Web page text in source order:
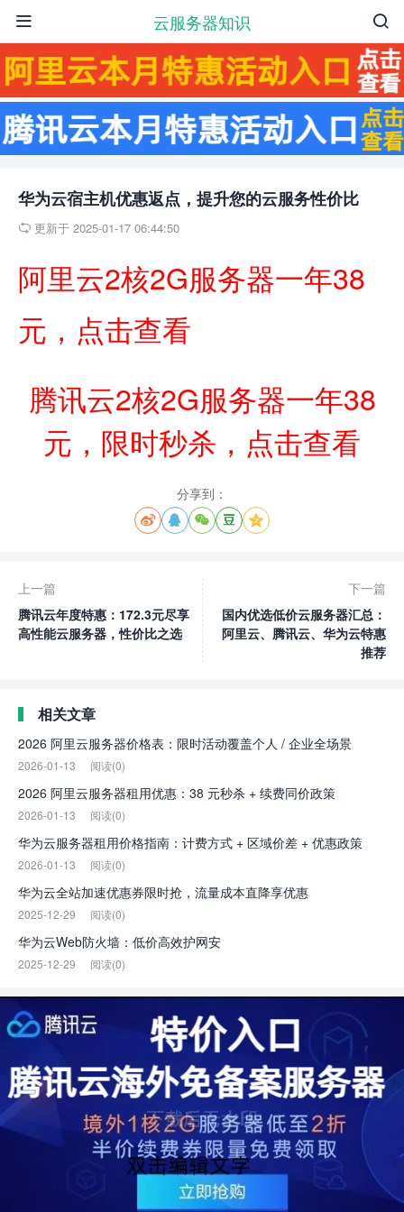
云服务器知识 

华为云宿主机优惠返点，提升您的云服务性价比
 更新于 2025-01-17 06:44:50
阿里云2核2G服务器一年38
元，点击查看
腾讯云2核2G服务器一年38
元，限时秒杀，点击查看
分享到：
    
上一篇
腾讯云年度特惠：172.3元尽享
高性能云服务器，性价比之选
下一篇
国内优选低价云服务器汇总：
阿里云、腾讯云、华为云特惠
推荐
相关文章
2026 阿里云服务器价格表：限时活动覆盖个人 / 企业全场景
2026-01-13 阅读(0)
2026 阿里云服务器租用优惠：38 元秒杀 + 续费同价政策
2026-01-13 阅读(0)
华为云服务器租用价格指南：计费方式 + 区域价差 + 优惠政策
2026-01-13 阅读(0)
华为云全站加速优惠券限时抢，流量成本直降享优惠
2025-12-29 阅读(0)
华为云Web防火墙：低价高效护网安
2025-12-29 阅读(0)